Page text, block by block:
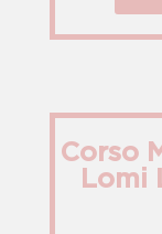
Corso
Lomi